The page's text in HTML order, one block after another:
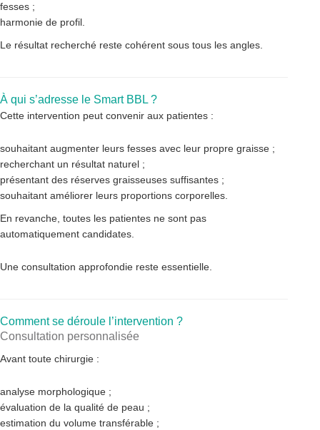
fesses ;
harmonie de profil.
Le résultat recherché reste cohérent sous tous les angles.
À qui s’adresse le Smart BBL ?
Cette intervention peut convenir aux patientes :
souhaitant augmenter leurs fesses avec leur propre graisse ;
recherchant un résultat naturel ;
présentant des réserves graisseuses suffisantes ;
souhaitant améliorer leurs proportions corporelles.
En revanche, toutes les patientes ne sont pas
automatiquement candidates.
Une consultation approfondie reste essentielle.
Comment se déroule l’intervention ?
Consultation personnalisée
Avant toute chirurgie :
analyse morphologique ;
évaluation de la qualité de peau ;
estimation du volume transférable ;